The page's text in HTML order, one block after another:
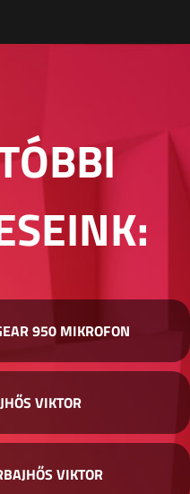
950 MIKROFON
VIKTOR
VIKTOR